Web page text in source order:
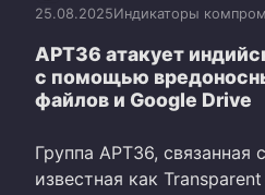
25.08.2025Индикаторы
APT36 атакует
с помощью
файлов и Google Drive
Группа APT36,
известная как